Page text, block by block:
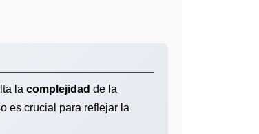
la complejidad de la
es crucial para reflejar la